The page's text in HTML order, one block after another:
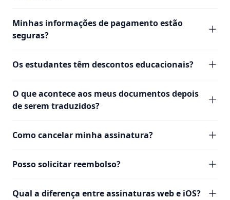
Minhas informações de pagamento estão
seguras?
Os estudantes têm descontos educacionais?
O que acontece aos meus documentos depois
de serem traduzidos?
Como cancelar minha assinatura?
Posso solicitar reembolso?
Qual a diferença entre assinaturas web e iOS?